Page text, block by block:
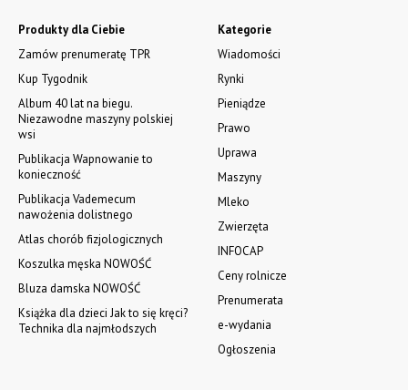
Kategorie
Wiadomości
Rynki
Pieniądze
Prawo
Uprawa
Maszyny
Mleko
Zwierzęta
INFOCAP
Ceny rolnicze
Prenumerata
e-wydania
Ogłoszenia
Produkty dla Ciebie
Zamów prenumeratę TPR
Kup Tygodnik
Album 40 lat na biegu.
Niezawodne maszyny polskiej
wsi
Publikacja Wapnowanie to
konieczność
Publikacja Vademecum
nawożenia dolistnego
Atlas chorób fizjologicznych
Koszulka męska NOWOŚĆ
Bluza damska NOWOŚĆ
Książka dla dzieci Jak to się kręci?
Technika dla najmłodszych